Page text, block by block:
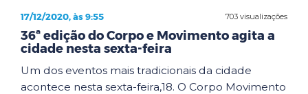
703 visualizações
17/12/2020, às 9:55
36ª edição do Corpo e Movimento agita a
cidade nesta sexta-feira
Um dos eventos mais tradicionais da cidade
acontece nesta sexta-feira,18. O Corpo Movimento